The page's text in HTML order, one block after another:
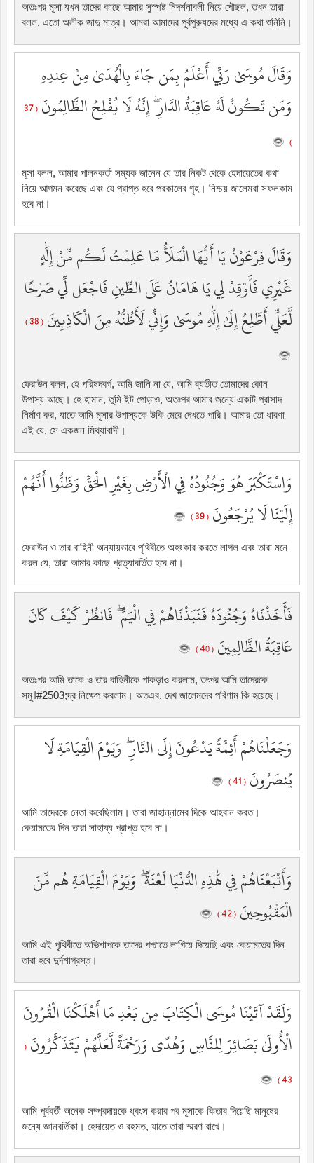
অতঃপর মূসা যখন তাদের কাছে আমার সুস্পষ্ট নিদর্শনাবলী নিয়ে পৌছল, তখন তারা
বলল, এতো অলীক জাদু মাত্র। আমরা আমাদের পূর্বপুরুষদের মধ্যে এ কথা শুনিনি।
وَقَالَ مُوسَىٰ رَبِّي أَعْلَمُ بِمَن جَاءَ بِالْهُدَىٰ مِنْ عِندِهِ
وَمَن تَكُونُ لَهُ عَاقِبَةُ الدَّارِ ۖ إِنَّهُ لَا يُفْلِحُ الظَّالِمُونَ ( 37
)
মূসা বলল, আমার পালনকর্তা সম্যক জানেন যে তার নিকট থেকে হেদায়েতের কথা
নিয়ে আগমন করেছে এবং যে প্রাপ্ত হবে পরকালের গৃহ। নিশ্চয় জালেমরা সফলকাম
হবে না।
وَقَالَ فِرْعَوْنُ يَا أَيُّهَا الْمَلَأُ مَا عَلِمْتُ لَكُم مِّنْ إِلَٰهٍ
غَيْرِي فَأَوْقِدْ لِي يَا هَامَانُ عَلَى الطِّينِ فَاجْعَل لِّي صَرْحًا
لَّعَلِّي أَطَّلِعُ إِلَىٰ إِلَٰهِ مُوسَىٰ وَإِنِّي لَأَظُنُّهُ مِنَ الْكَاذِبِينَ ( 38 )
ফেরাউন বলল, হে পরিষদবর্গ, আমি জানি না যে, আমি ব্যতীত তোমাদের কোন
উপাস্য আছে। হে হামান, তুমি ইট পোড়াও, অতঃপর আমার জন্যে একটি প্রাসাদ
নির্মাণ কর, যাতে আমি মূসার উপাস্যকে উকি মেরে দেখতে পারি। আমার তো ধারণা
এই যে, সে একজন মিথ্যাবাদী।
وَاسْتَكْبَرَ هُوَ وَجُنُودُهُ فِي الْأَرْضِ بِغَيْرِ الْحَقِّ وَظَنُّوا أَنَّهُمْ
إِلَيْنَا لَا يُرْجَعُونَ ( 39 )
ফেরাউন ও তার বাহিনী অন্যায়ভাবে পৃথিবীতে অহংকার করতে লাগল এবং তারা মনে
করল যে, তারা আমার কাছে প্রত্যাবর্তিত হবে না।
فَأَخَذْنَاهُ وَجُنُودَهُ فَنَبَذْنَاهُمْ فِي الْيَمِّ ۖ فَانظُرْ كَيْفَ كَانَ
عَاقِبَةُ الظَّالِمِينَ ( 40 )
অতঃপর আমি তাকে ও তার বাহিনীকে পাকড়াও করলাম, তৎপর আমি তাদেরকে
সমু˦#2503;দ্র নিক্ষেপ করলাম। অতএব, দেখ জালেমদের পরিণাম কি হয়েছে।
وَجَعَلْنَاهُمْ أَئِمَّةً يَدْعُونَ إِلَى النَّارِ ۖ وَيَوْمَ الْقِيَامَةِ لَا
يُنصَرُونَ ( 41 )
আমি তাদেরকে নেতা করেছিলাম। তারা জাহান্নামের দিকে আহবান করত।
কেয়ামতের দিন তারা সাহায্য প্রাপ্ত হবে না।
وَأَتْبَعْنَاهُمْ فِي هَٰذِهِ الدُّنْيَا لَعْنَةً ۖ وَيَوْمَ الْقِيَامَةِ هُم مِّنَ
الْمَقْبُوحِينَ ( 42 )
আমি এই পৃথিবীতে অভিশাপকে তাদের পশ্চাতে লাগিয়ে দিয়েছি এবং কেয়ামতের দিন
তারা হবে দুর্দশাগ্রস্ত।
وَلَقَدْ آتَيْنَا مُوسَى الْكِتَابَ مِن بَعْدِ مَا أَهْلَكْنَا الْقُرُونَ
الْأُولَىٰ بَصَائِرَ لِلنَّاسِ وَهُدًى وَرَحْمَةً لَّعَلَّهُمْ يَتَذَكَّرُونَ (
43 )
আমি পূর্ববর্তী অনেক সম্প্রদায়কে ধ্বংস করার পর মূসাকে কিতাব দিয়েছি মানুষের
জন্যে জ্ঞানবর্তিকা। হেদায়েত ও রহমত, যাতে তারা স্মরণ রাখে।